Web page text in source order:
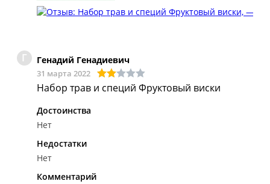
Г Генадий Генадиевич
31 марта 2022
Набор трав и специй Фруктовый виски
Достоинства
Нет
Недостатки
Нет
Комментарий